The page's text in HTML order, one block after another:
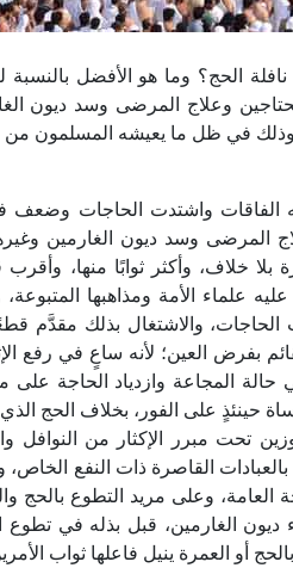
الحج؟ وما هو الأفضل بالنسبة
وعلاج المرضى وسد ديون
وذلك في ظل ما يعيشه المسلمون
واشتدت الحاجات وضعف
المرضى وسد ديون الغارمين
خلاف، وأكثر ثوابًا منها،
علماء الأمة ومذاهبها
والاشتغال بذلك مقدَّم
بفرض العين؛ لأنه ساعٍ في رفع
حالة المجاعة وازدياد الحاجة
حينئذٍ على الفور، بخلاف الحج
تحت مبرر الإكثار من النوافل
القاصرة ذات النفع
العامة، وعلى مريد التطوع
الغارمين، قبل بذله في تطوع
أو العمرة ينيل فاعلها ثواب